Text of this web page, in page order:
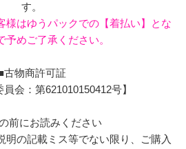
す。
はゆうパックでの【着払い】とな
予めご了承ください。
古物商許可証
員会：第621010150412号】
前にお読みください
明の記載ミス等でない限り、ご購入